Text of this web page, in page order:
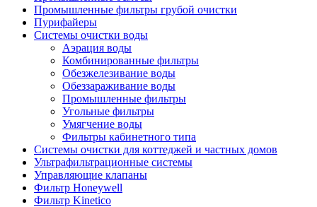
Промышленные фильтры грубой очистки
Пурифайеры
Системы очистки воды
Аэрация воды
Комбинированные фильтры
Обезжелезивание воды
Обеззараживание воды
Промышленные фильтры
Угольные фильтры
Умягчение воды
Фильтры кабинетного типа
Системы очистки для коттеджей и частных домов
Ультрафильтрационные системы
Управляющие клапаны
Фильтр Honeywell
Фильтр Kinetico